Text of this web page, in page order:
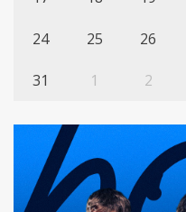
24 25 26
31 1 2